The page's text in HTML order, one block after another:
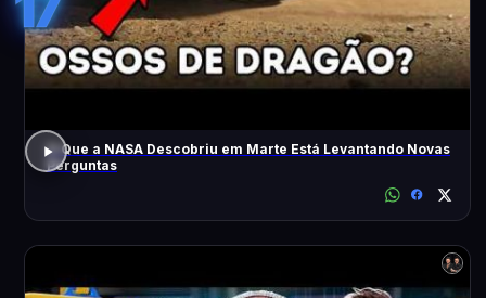
O Que a NASA Descobriu em Marte Está Levantando Novas
Perguntas